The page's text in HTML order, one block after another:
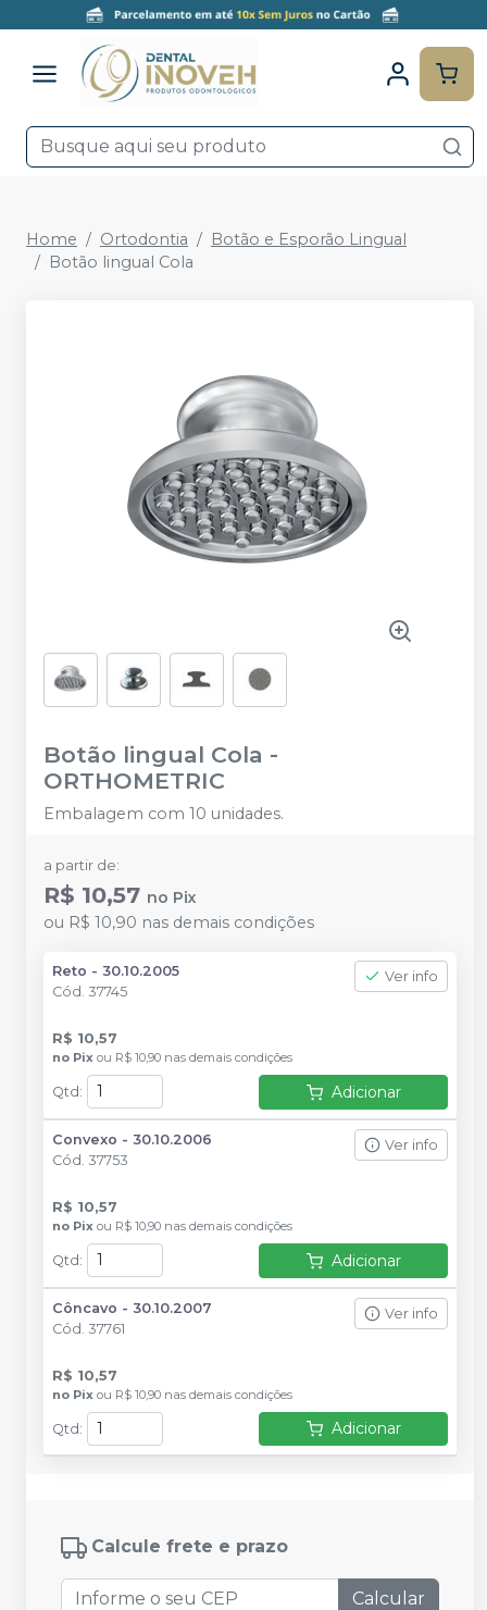
Home Ortodontia
Botão e Esporão Lingual
Botão lingual Cola
Botão lingual Cola -
ORTHOMETRIC
Embalagem com 10 unidades.
a partir de:
R$ 10,57 no Pix
ou R$ 10,90 nas demais condições
Reto - 30.10.2005
Cód. 37745
Ver info
R$ 10,57
no Pix ou R$ 10,90 nas demais condições
Qtd : Adicionar
Convexo - 30.10.2006
Cód. 37753
Ver info
R$ 10,57
no Pix ou R$ 10,90 nas demais condições
Qtd : Adicionar
Côncavo - 30.10.2007
Cód. 37761
Ver info
R$ 10,57
no Pix ou R$ 10,90 nas demais condições
Qtd: Adicionar
Calcule frete e prazo
Calcular